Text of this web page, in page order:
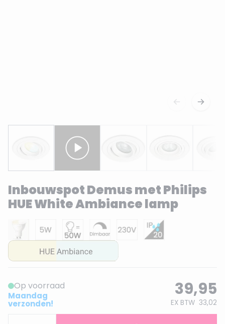
Inbouwspot Demus met Philips
HUE White Ambiance lamp
Op voorraad
Maandag
verzonden!
39,95
EX BTW 33,02